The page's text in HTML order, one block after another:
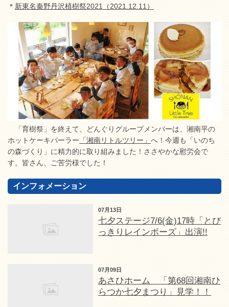
＊新東名秦野丹沢植樹祭2021（2021.12.11）
「育樹祭」を終えて、どんぐりグループメンバーは、湘南平の
ホットケーキパーラー「湘南リトルツリー」へ！今週も「いのち
の森づくり」に精力的に取り組みました！ささやかな慰労会で
す。皆さん、ご苦労様でした！
インフォメーション
07月13日
七夕ステージ7/6(金)17時「とび
っきりレインボーズ」出演!!
07月09日
あさひホーム 「第68回湘南ひ
らつか七夕まつり」見学！！